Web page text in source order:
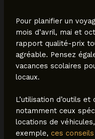
Pour planifier un
mois d’avril, mai et
rapport qualité-prix
agréable. Pensez
vacances scolaires
locaux.
L’utilisation d’outils
notamment ceux
locations de
exemple, ces